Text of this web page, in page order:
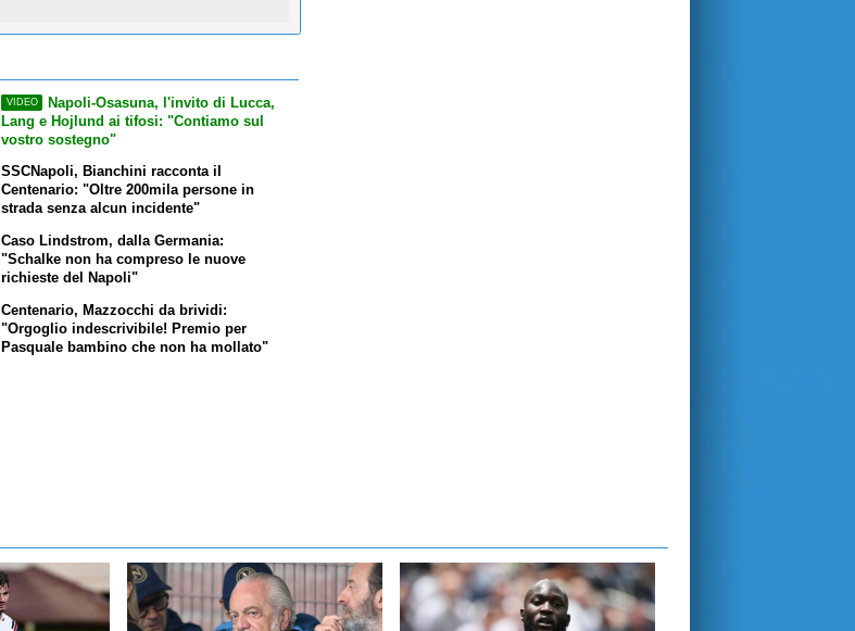
VIDEO
Napoli-Osasuna, l'invito di Lucca,
Lang e Hojlund ai tifosi: "Contiamo sul
vostro sostegno"
SSCNapoli, Bianchini racconta il
Centenario: "Oltre 200mila persone in
strada senza alcun incidente"
Caso Lindstrom, dalla Germania:
"Schalke non ha compreso le nuove
richieste del Napoli"
Centenario, Mazzocchi da brividi:
"Orgoglio indescrivibile! Premio per
Pasquale bambino che non ha mollato"